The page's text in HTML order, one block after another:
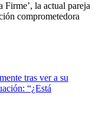
la actual pareja
comprometedora